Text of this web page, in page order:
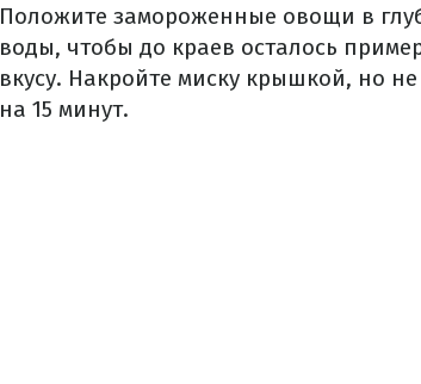
Положите замороженные овощи в
воды, чтобы до краев осталось
вкусу. Накройте миску крышкой, но
на 15 минут.